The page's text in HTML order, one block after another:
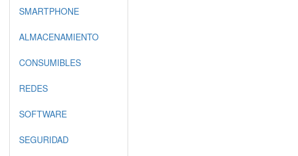
SMARTPHONE
ALMACENAMIENTO
CONSUMIBLES
REDES
SOFTWARE
SEGURIDAD